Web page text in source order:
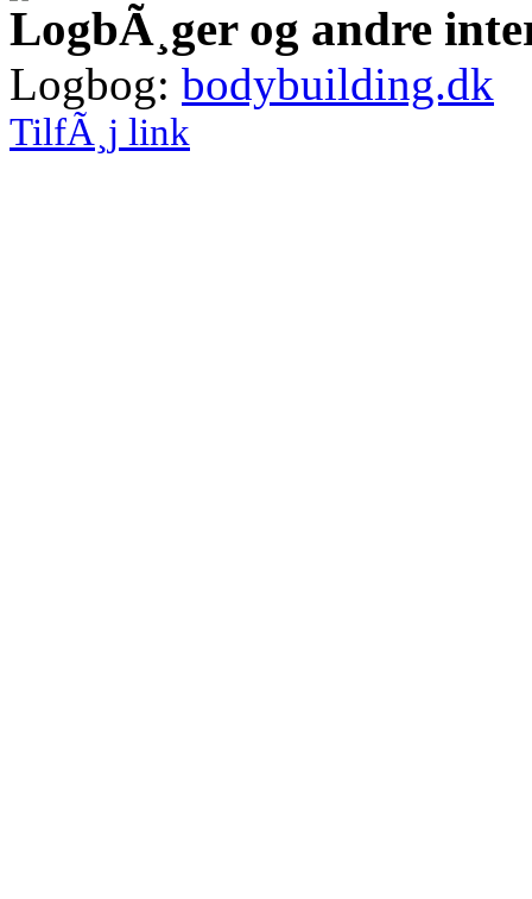
LogbÃ¸ger og andre
Logbog: bodybuilding.dk
TilfÃ¸j link